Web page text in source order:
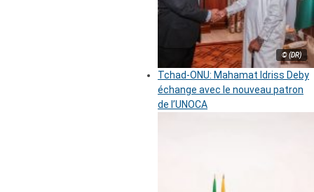
© (DR)
Tchad-ONU: Mahamat Idriss Deby
échange avec le nouveau patron
de l’UNOCA